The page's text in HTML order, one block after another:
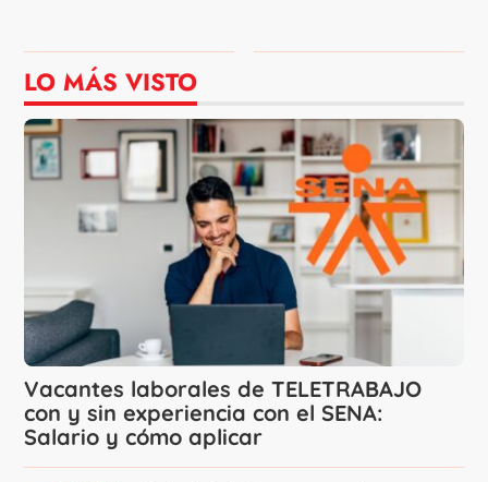
LO MÁS VISTO
Vacantes laborales de TELETRABAJO
con y sin experiencia con el SENA:
Salario y cómo aplicar